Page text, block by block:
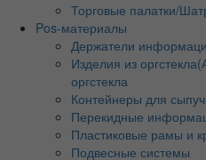
Торговые палатки/
Pos-материалы
Держатели
Изделия из
оргстекла
Контейнеры для
Перекидные
Пластиковые рамы и
Подвесные системы